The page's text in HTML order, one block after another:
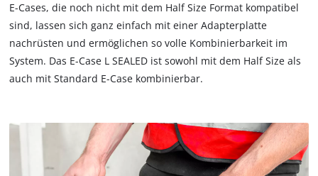
E-Cases, die noch nicht mit dem Half Size Format kompatibel
sind, lassen sich ganz einfach mit einer Adapterplatte
nachrüsten und ermöglichen so volle Kombinierbarkeit im
System. Das E-Case L SEALED ist sowohl mit dem Half Size als
auch mit Standard E-Case kombinierbar.